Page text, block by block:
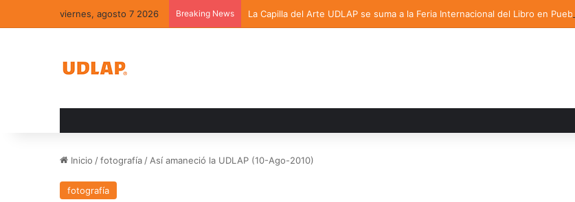
viernes, agosto 7 2026 Breaking News La Capilla del Arte UDLAP se suma a la Feria Internacional del Libro en Puebla
Inicio /fotografía / Así amaneció la UDLAP (10-Ago-2010)
fotografía